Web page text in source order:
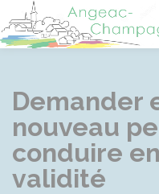
Demander
nouveau
conduire
validité